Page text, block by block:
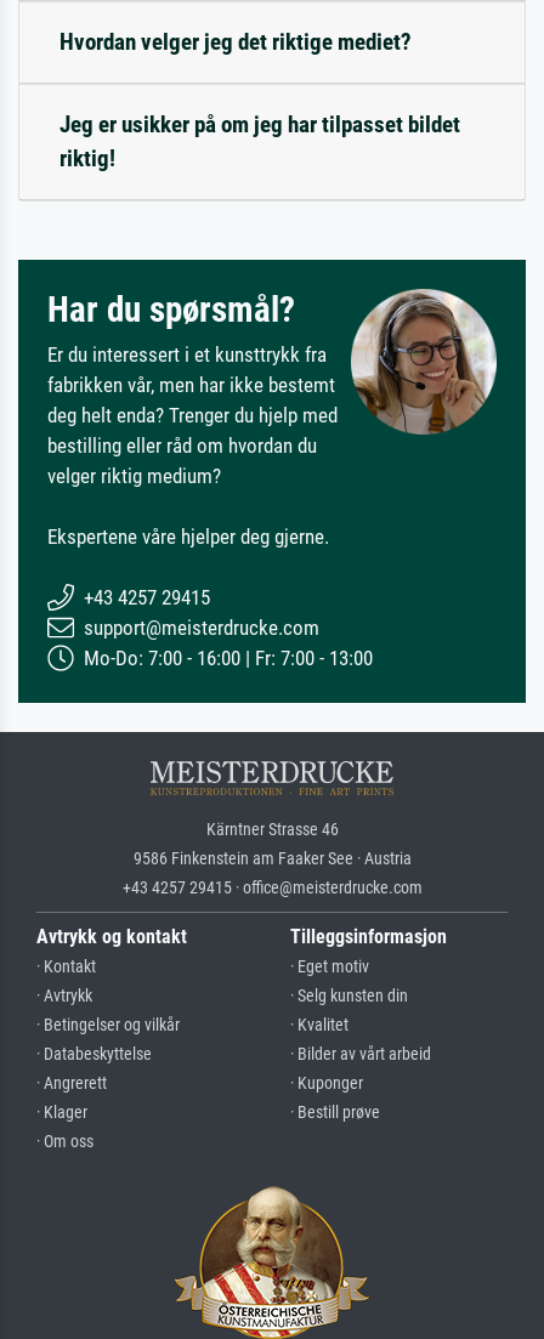
Hvordan velger jeg det riktige mediet?
Jeg er usikker på om jeg har tilpasset bildet
riktig!
Har du spørsmål?
Er du interessert i et kunsttrykk fra
fabrikken vår, men har ikke bestemt
deg helt enda? Trenger du hjelp med
bestilling eller råd om hvordan du
velger riktig medium?
Ekspertene våre hjelper deg gjerne.
+43 4257 29415
support@meisterdrucke.com
Mo-Do: 7:00 - 16:00 | Fr: 7:00 - 13:00
Kärntner Strasse 46
9586 Finkenstein am Faaker See · Austria
+43 4257 29415 · office@meisterdrucke.com
Avtrykk og kontakt
· Kontakt
· Avtrykk
· Betingelser og vilkår
· Databeskyttelse
· Angrerett
· Klager
· Om oss
Tilleggsinformasjon
· Eget motiv
· Selg kunsten din
· Kvalitet
· Bilder av vårt arbeid
· Kuponger
· Bestill prøve